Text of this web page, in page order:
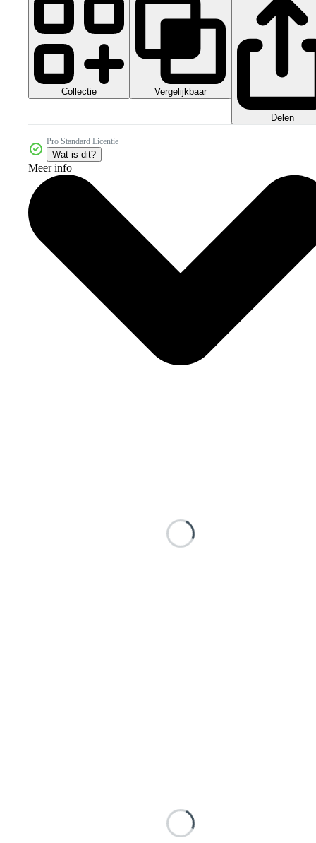
Collectie Vergelijkbaar
Delen
Pro Standard Licentie
Wat is dit?
Meer info